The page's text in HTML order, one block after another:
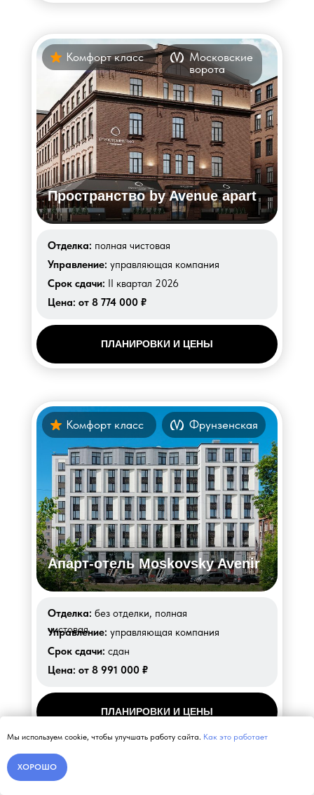
Мы используем cookie, чтобы улучшать работу сайта. Как это работает
ХОРОШО
Апарт-отель Moskovsky Avenir
Комфорт класс
Цена: от 8 991 000 ₽
Срок сдачи: сдан
Управление: управляющая компания
Отделка: без отделки, полная
чистовая
Фрунзенская
ПЛАНИРОВКИ И ЦЕНЫ
Пространство by Avenue apart
Комфорт класс
Цена: от 8 774 000 ₽
Срок сдачи: II квартал 2026
Управление: управляющая компания
Отделка: полная чистовая
Московские
ворота
ПЛАНИРОВКИ И ЦЕНЫ